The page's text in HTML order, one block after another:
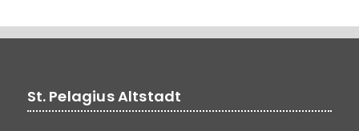
St. Pelagius Altstadt